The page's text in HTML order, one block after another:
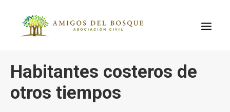
QUIÉNES
EL LUGAR
Habitantes costeros de
otros tiempos